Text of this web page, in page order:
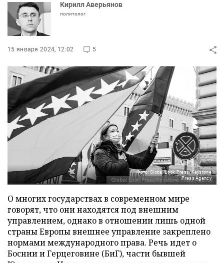
Кирилл Аверьянов
политолог
15 января 2024, 12:02 5
Фото: Global Look Press/Keystone
Press Agency
О многих государствах в современном мире
говорят, что они находятся под внешним
управлением, однако в отношении лишь одной
страны Европы внешнее управление закреплено
нормами международного права. Речь идет о
Боснии и Герцеговине (БиГ), части бывшей